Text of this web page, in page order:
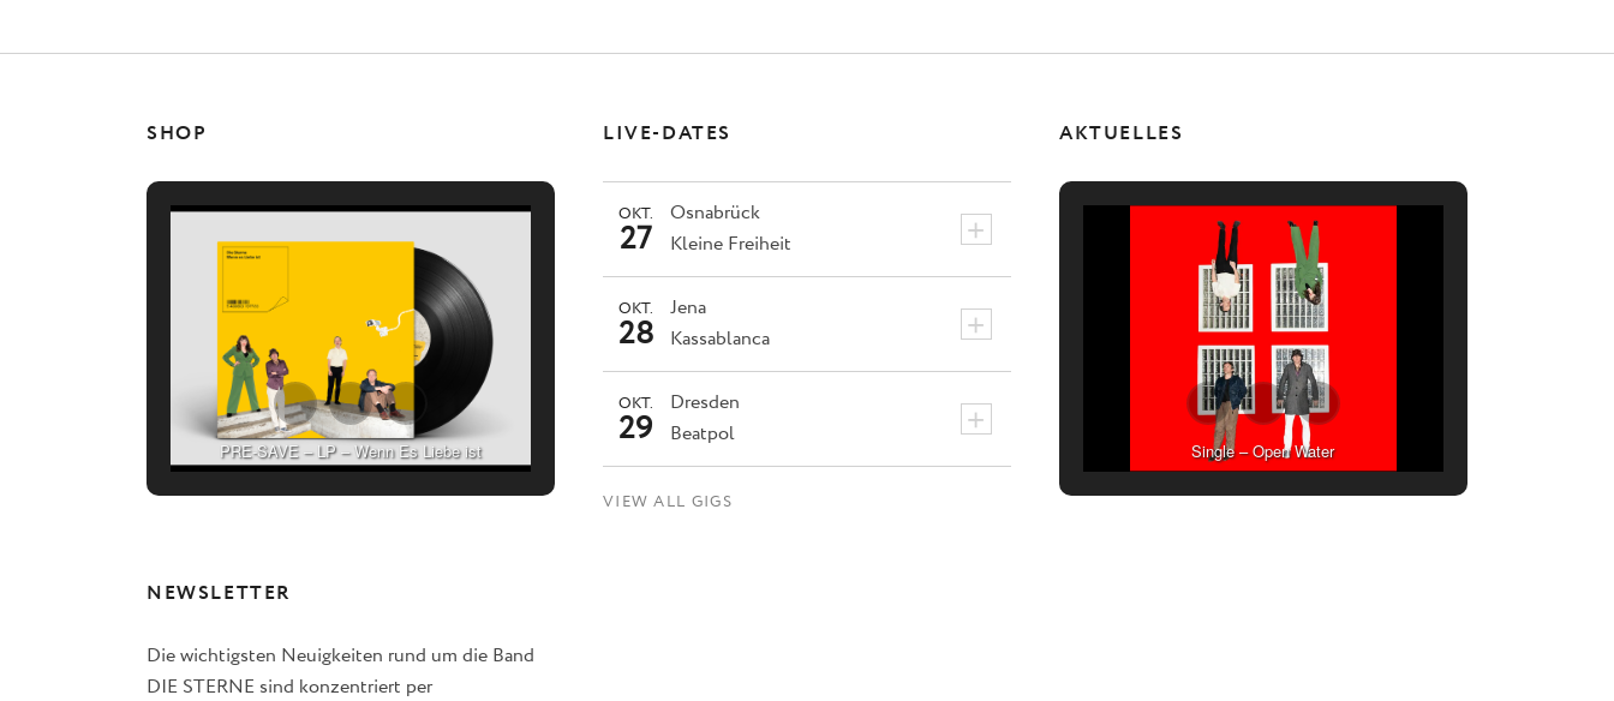
SHOP
PRE-SAVE – LP – Wenn Es Liebe ist
LIVE-DATES
Osnabrück +
OKT.
27 Kleine Freiheit
Jena +
OKT.
28 Kassablanca
Dresden +
OKT.
29 Beatpol
VIEW ALL GIGS
AKTUELLES
Single – Open Water
NEWSLETTER
Die wichtigsten Neuigkeiten rund um die Band
DIE STERNE sind konzentriert per